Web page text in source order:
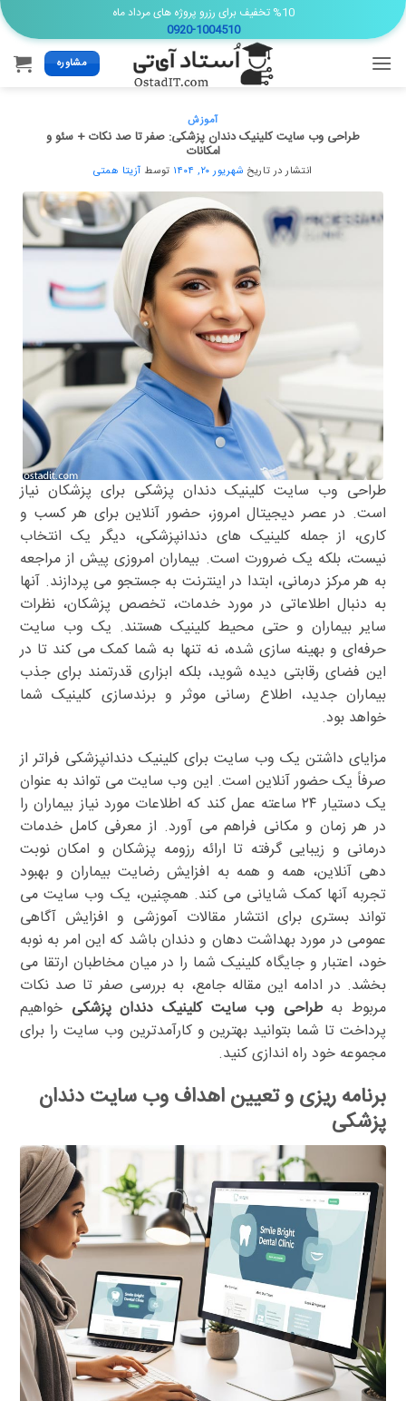
Skip
to
content
%10 تخفیف برای رزرو پروژه های مرداد ماه
0920-1004510
مشاوره
آموزش
طراحی وب سایت کلینیک دندان پزشکی: صفر تا صد نکات + سئو و
امکانات
انتشار در تاریخ شهریور ۲۰, ۱۴۰۴ توسط آزیتا همتی
طراحی وب سایت کلینیک دندان پزشکی برای پزشکان نیاز
است. در عصر دیجیتال امروز، حضور آنلاین برای هر کسب و
کاری، از جمله کلینیک های دندانپزشکی، دیگر یک انتخاب
نیست، بلکه یک ضرورت است. بیماران امروزی پیش از مراجعه
به هر مرکز درمانی، ابتدا در اینترنت به جستجو می پردازند. آنها
به دنبال اطلاعاتی در مورد خدمات، تخصص پزشکان، نظرات
سایر بیماران و حتی محیط کلینیک هستند. یک وب سایت
حرفه‌ای و بهینه سازی شده، نه تنها به شما کمک می کند تا در
این فضای رقابتی دیده شوید، بلکه ابزاری قدرتمند برای جذب
بیماران جدید، اطلاع رسانی موثر و برندسازی کلینیک شما
خواهد بود.
مزایای داشتن یک وب سایت برای کلینیک دندانپزشکی فراتر از
صرفاً یک حضور آنلاین است. این وب سایت می تواند به عنوان
یک دستیار ۲۴ ساعته عمل کند که اطلاعات مورد نیاز بیماران را
در هر زمان و مکانی فراهم می آورد. از معرفی کامل خدمات
درمانی و زیبایی گرفته تا ارائه رزومه پزشکان و امکان نوبت
دهی آنلاین، همه و همه به افزایش رضایت بیماران و بهبود
تجربه آنها کمک شایانی می کند. همچنین، یک وب سایت می
تواند بستری برای انتشار مقالات آموزشی و افزایش آگاهی
عمومی در مورد بهداشت دهان و دندان باشد که این امر به نوبه
خود، اعتبار و جایگاه کلینیک شما را در میان مخاطبان ارتقا می
بخشد. در ادامه این مقاله جامع، به بررسی صفر تا صد نکات
مربوط بهطراحی وب سایت کلینیک دندان پزشکی خواهیم
پرداخت تا شما بتوانید بهترین و کارآمدترین وب سایت را برای
مجموعه خود راه اندازی کنید.
برنامه ریزی و تعیین اهداف وب سایت دندان
پزشکی